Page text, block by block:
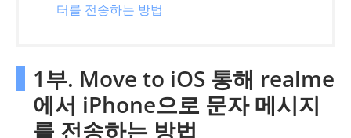
터를 전송하는 방법
1부. Move to iOS 통해 realme
에서 iPhone으로 문자 메시지
를 전송하는 방법